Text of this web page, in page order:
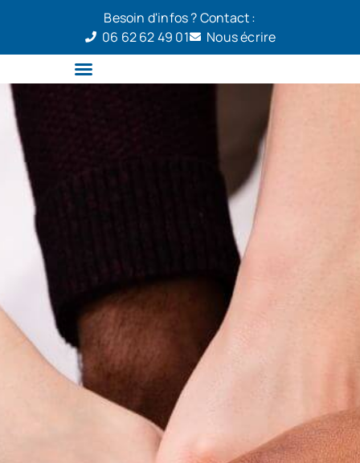
Besoin d'infos ? Contact :
06 62 62 49 01
Nous écrire